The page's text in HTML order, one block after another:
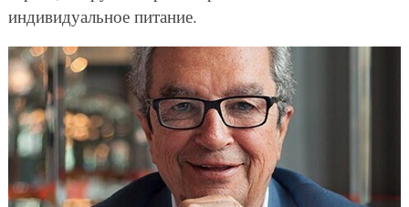
индивидуальное питание.